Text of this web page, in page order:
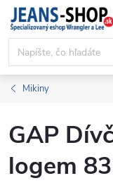
Prejsť
obsah
Mikiny
GAP
logem